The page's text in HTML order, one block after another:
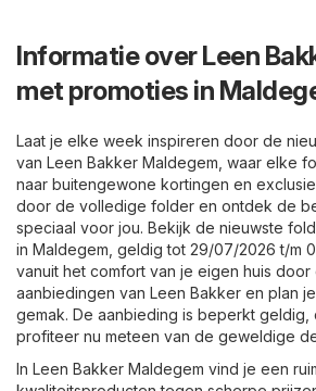
Informatie over Leen
met promoties in
Laat je elke week inspireren door de
van Leen Bakker Maldegem, waar elke
naar buitengewone kortingen en
door de volledige folder en ontdek de
speciaal voor jou. Bekijk de nieuwste
in Maldegem, geldig tot 29/07/2026 t/m
vanuit het comfort van je eigen huis door
aanbiedingen van Leen Bakker en plan
gemak. De aanbieding is beperkt geldig,
profiteer nu meteen van de geweldige
In Leen Bakker Maldegem vind je een